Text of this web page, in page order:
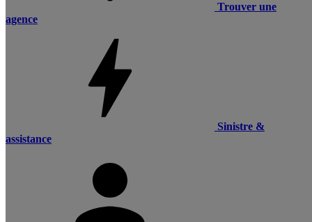
Trouver une
agence
Sinistre &
assistance